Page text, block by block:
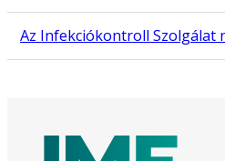
Az Infekciókontroll Szolgálat